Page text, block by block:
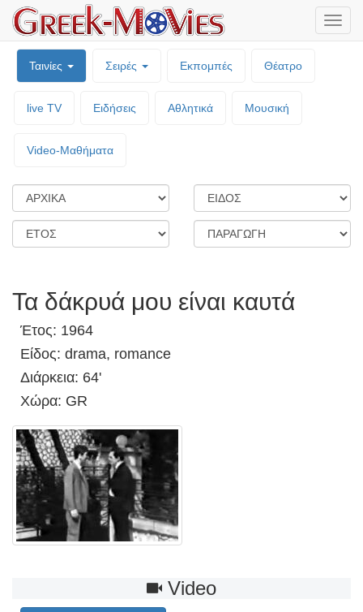
Ταινίες Σειρές Εκπομπές Θέατρο
live TV Ειδήσεις Αθλητικά Μουσική
Video-Mαθήματα
Τα δάκρυά μου είναι καυτά
Έτος: 1964
Είδος: drama, romance
Διάρκεια: 64'
Χώρα: GR
Video